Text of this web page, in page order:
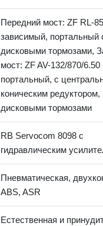
Передний мост: ZF RL-
зависимый, портальный
дисковыми тормозами,
мост: ZF AV-132/870/6.50
портальный, с
коническим редуктором,
дисковыми тормозами
RB Servocom 8098 с
гидравлическим
Пневматическая,
ABS, ASR
Естественная и